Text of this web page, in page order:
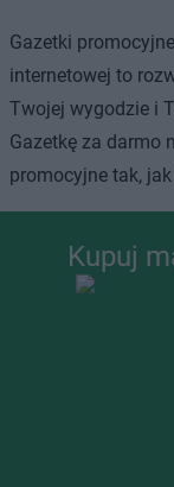
Gazetki
internetowej to
Twojej wygodzie i
Gazetkę za darmo
promocyjne tak,
Kupuj